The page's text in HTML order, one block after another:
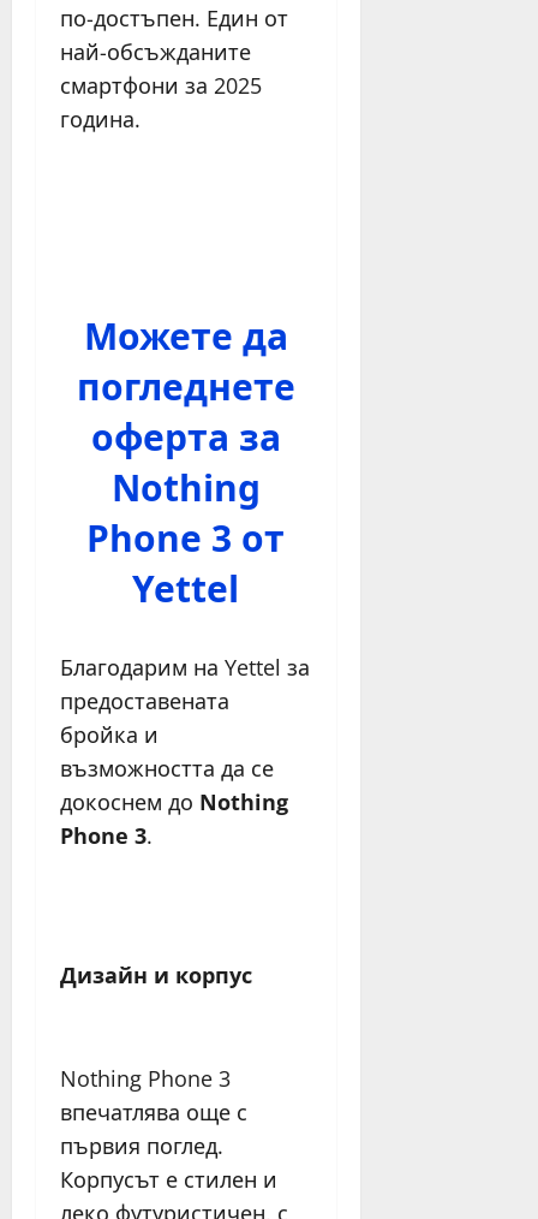
по-достъпен. Един от
най-обсъжданите
смартфони за 2025
година.
Можете да
погледнете
оферта за
Nothing
Phone 3 от
Yettel
Благодарим на Yettel за
предоставената
бройка и
възможността да се
докоснем до Nothing
Phone 3.
Дизайн и корпус
Nothing Phone 3
впечатлява още с
първия поглед.
Корпусът е стилен и
леко футуристичен, с